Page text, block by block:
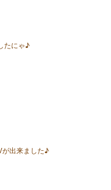
たにゃ♪
が出来ました♪